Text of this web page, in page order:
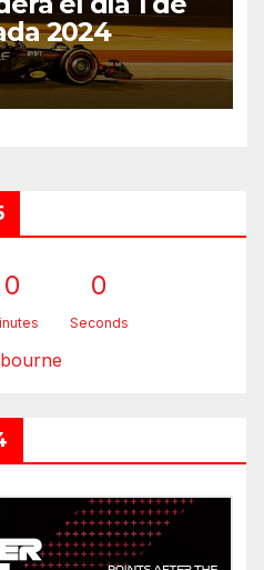
2024
0 0
Seconds